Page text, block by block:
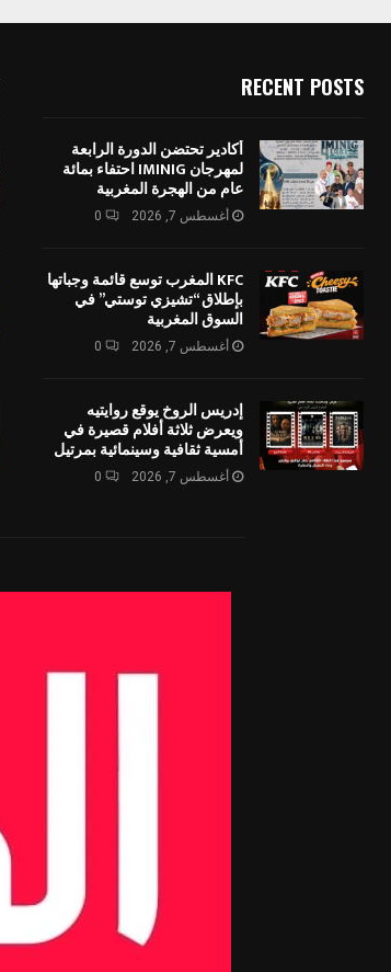
RECENT POSTS
أكادير تحتضن الدورة الرابعة
لمهرجان IMINIG احتفاء بمائة
عام من الهجرة المغربية
أغسطس 7, 2026 0
KFC المغرب توسع قائمة وجباتها
بإطلاق “تشيزي توستي” في
السوق المغربية
أغسطس 7, 2026 0
إدريس الروخ يوقع روايتيه
ويعرض ثلاثة أفلام قصيرة في
أمسية ثقافية وسينمائية بمرتيل
أغسطس 7, 2026 0